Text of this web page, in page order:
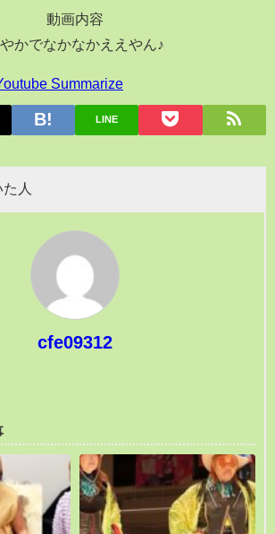
動画内容
かでなかなかええやん♪
Summarize
LINE
人
cfe09312